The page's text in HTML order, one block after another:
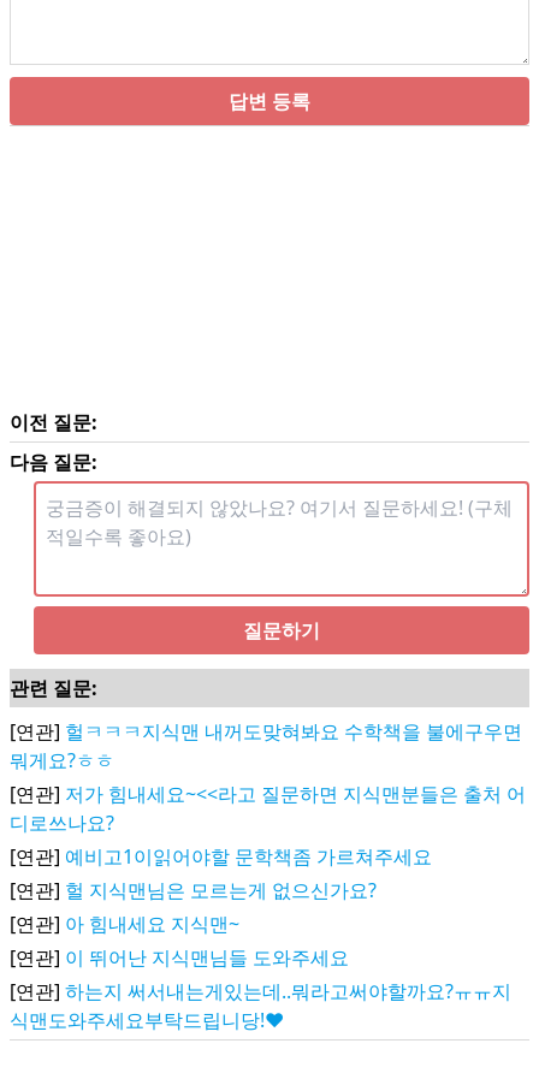
답변 등록
이전 질문:
다음 질문:
질문하기
관련 질문:
[연관] 헐ㅋㅋㅋ지식맨 내꺼도맞혀봐요 수학책을 불에구우면
뭐게요?ㅎㅎ
[연관] 저가 힘내세요~<<라고 질문하면 지식맨분들은 출처 어
디로쓰나요?
[연관] 예비고1이읽어야할 문학책좀 가르쳐주세요
[연관] 헐 지식맨님은 모르는게 없으신가요?
[연관] 아 힘내세요 지식맨~
[연관] 이 뛰어난 지식맨님들 도와주세요
[연관] 하는지 써서내는게있는데..뭐라고써야할까요?ㅠㅠ지
식맨도와주세요부탁드립니당!♥